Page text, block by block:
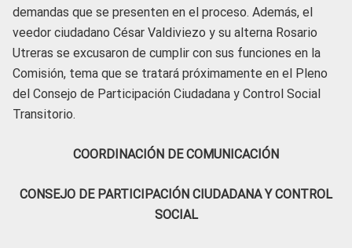
demandas que se presenten en el proceso. Además, el
veedor ciudadano César Valdiviezo y su alterna Rosario
Utreras se excusaron de cumplir con sus funciones en la
Comisión, tema que se tratará próximamente en el Pleno
del Consejo de Participación Ciudadana y Control Social
Transitorio.
COORDINACIÓN DE COMUNICACIÓN
CONSEJO DE PARTICIPACIÓN CIUDADANA Y CONTROL
SOCIAL